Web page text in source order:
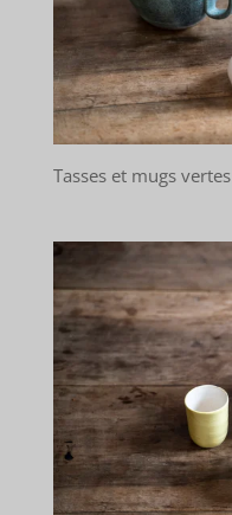
Tasses et mugs vertes